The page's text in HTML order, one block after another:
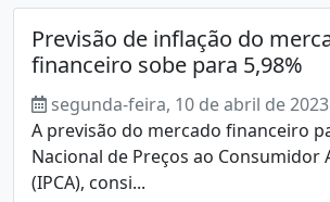
Previsão de inflação do
financeiro sobe para 5,98%
segunda-feira, 10 de abril de 2023
A previsão do mercado financeiro
Nacional de Preços ao Consumidor
(IPCA), consi...